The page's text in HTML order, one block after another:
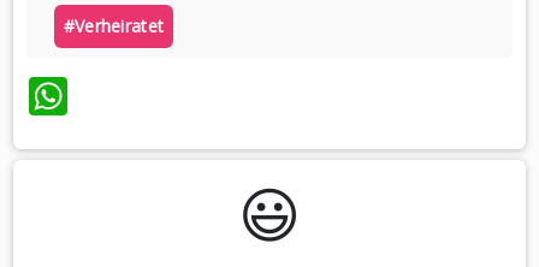
#verheiratet
WhatsApp
😃️